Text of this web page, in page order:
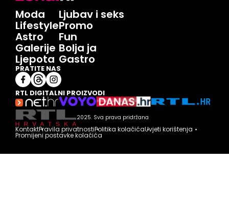
Moda
Lifestyle
Astro
Galerije
Ljepota
Ljubav i seks
Promo
Fun
Bolja ja
Gastro
PRATITE NAS
RTL DIGITALNI PROIZVODI
2025. Sva prava pridržana
KontaktPravila privatnostiPolitika kolačićaUvjeti korištenja
Promijeni postavke kolačića